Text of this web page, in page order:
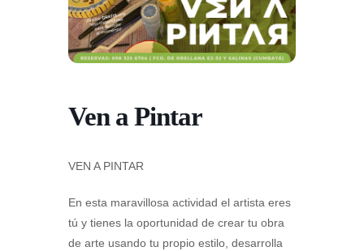
Ven a Pintar
VEN A PINTAR
En esta maravillosa actividad el artista eres
tú y tienes la oportunidad de crear tu obra
de arte usando tu propio estilo, desarrolla